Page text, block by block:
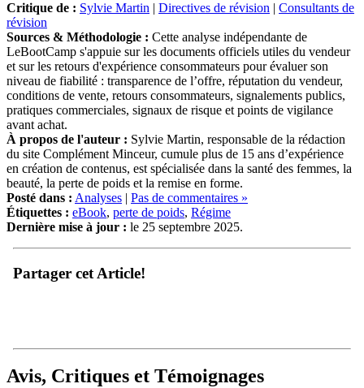
Critique de : Sylvie Martin | Directives de révision | Consultants de
révision
Sources & Méthodologie : Cette analyse indépendante de
LeBootCamp s'appuie sur les documents officiels utiles du vendeur
et sur les retours d'expérience consommateurs pour évaluer son
niveau de fiabilité : transparence de l’offre, réputation du vendeur,
conditions de vente, retours consommateurs, signalements publics,
pratiques commerciales, signaux de risque et points de vigilance
avant achat.
À propos de l'auteur : Sylvie Martin, responsable de la rédaction
du site Complément Minceur, cumule plus de 15 ans d’expérience
en création de contenus, est spécialisée dans la santé des femmes, la
beauté, la perte de poids et la remise en forme.
Posté dans : Analyses | Pas de commentaires »
Étiquettes : eBook, perte de poids, Régime
Dernière mise à jour : le 25 septembre 2025.
Partager cet Article!
Avis, Critiques et Témoignages